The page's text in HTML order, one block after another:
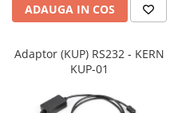
ADAUGA IN COS
Adaptor (KUP) RS232 - KERN
KUP-01